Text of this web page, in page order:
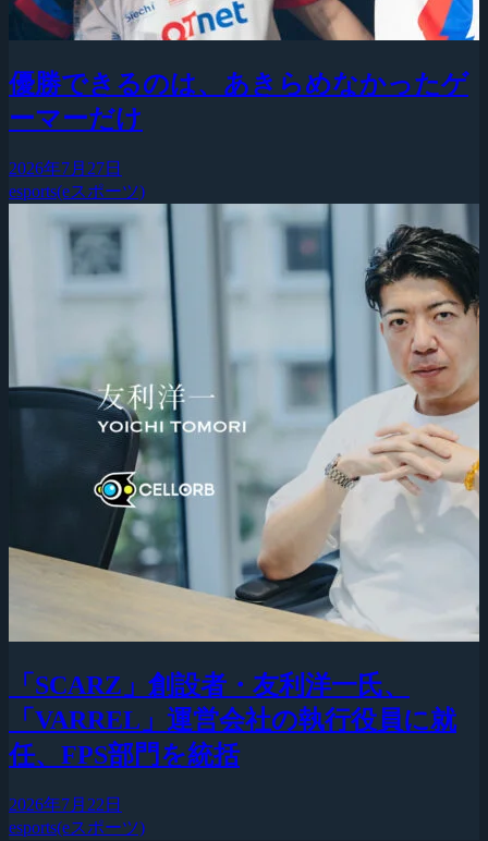
優勝できるのは、あきらめなかったゲ
ーマーだけ
2026年7月27日
esports(eスポーツ)
「SCARZ」創設者・友利洋一氏、
「VARREL」運営会社の執行役員に就
任、FPS部門を統括
2026年7月22日
esports(eスポーツ)